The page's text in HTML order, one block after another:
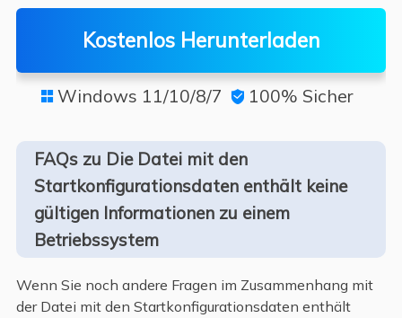
Kostenlos Herunterladen
 Windows 11/10/8/7  100% Sicher
FAQs zu Die Datei mit den
Startkonfigurationsdaten enthält keine
gültigen Informationen zu einem
Betriebssystem
Wenn Sie noch andere Fragen im Zusammenhang mit
der Datei mit den Startkonfigurationsdaten enthält